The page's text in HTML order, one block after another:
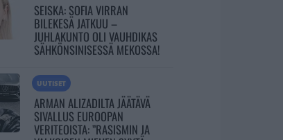
SEISKA: SOFIA VIRRAN
BILEKESÄ JATKUU –
JUHLAKUNTO OLI VAUHDIKAS
SÄHKÖNSINISESSÄ MEKOSSA!
UUTISET
ARMAN ALIZADILTA JÄÄTÄVÄ
SIVALLUS EUROOPAN
VERITEOISTA: ”RASISMIN JA